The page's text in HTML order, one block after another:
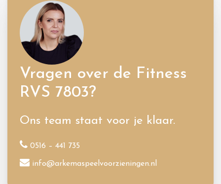
Vragen over de Fitness
RVS 7803?
Ons team staat voor je klaar.
0516 – 441 735
info@arkemaspeelvoorzieningen.nl